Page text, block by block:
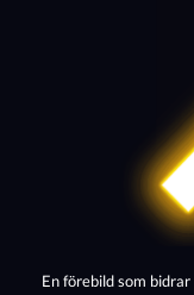
En förebild som